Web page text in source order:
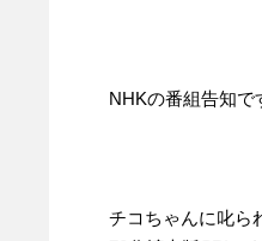
NHKの番組告知で
チコちゃんに叱ら